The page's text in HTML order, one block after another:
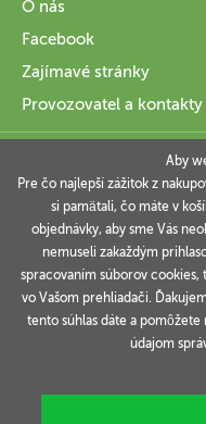
O nás
Facebook
Zajímavé stránky
Provozovatel a kontakty
INFORMACE
VAŠE
Aby
Pre čo najlepší zážitok z
si pamätali, čo máte v
objednávky, aby sme Vás
nemuseli zakaždým
spracovaním súborov cookies,
vo Vašom prehliadači.
tento súhlas dáte a pomôžete
údajom